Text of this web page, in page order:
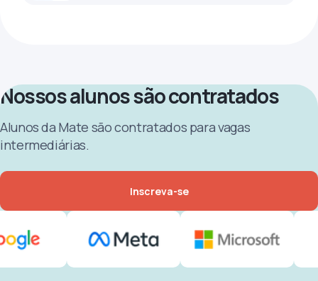
Nossos alunos são contratados
Alunos da Mate são contratados para vagas
intermediárias.
Inscreva-se